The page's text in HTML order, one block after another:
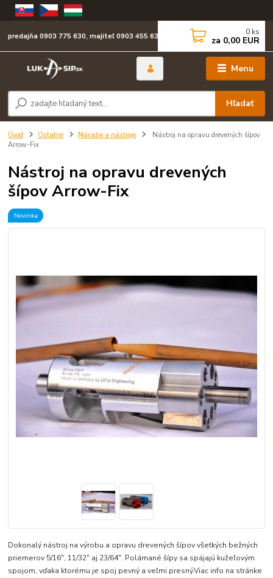
Menu
Hľadať
predajňa 0903 775 630, majiteľ 0903 455 630 0 ks
za 0,00 EUR
Úvod Ostatné Náradie a nástroje
Nástroj na opravu drevených šípov
Arrow-Fix
Nástroj na opravu drevených
šípov Arrow-Fix
Novinka
Dokonalý nástroj na výrobu a opravu drevených šípov všetkých bežných
priemerov 5/16", 11/32" aj 23/64". Polámané šípy sa spájajú kužeľovým
spojom, vďaka ktorému je spoj pevný a veľmi presný.Viac info na stránke